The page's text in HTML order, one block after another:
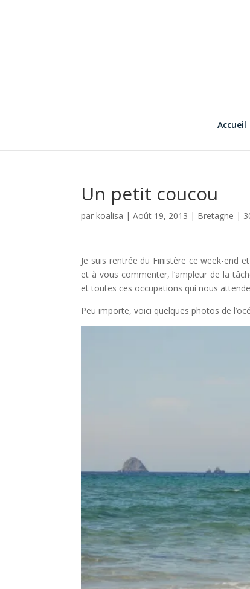
Accueil
Un petit coucou
parkoalisa |Août 19, 2013 | Bretagne |
Je suis rentrée du Finistère ce week-end
et à vous commenter, l’ampleur de la
et toutes ces occupations qui nous
Peu importe, voici quelques photos de